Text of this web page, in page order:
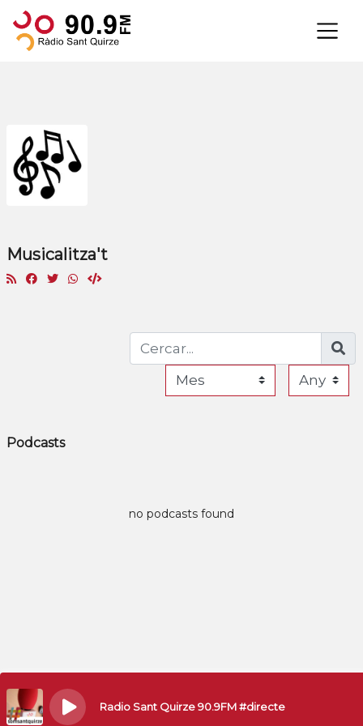
×
Musicalitza't
Podcasts
no podcasts found
Radio Sant Quirze 90.9FM #directe